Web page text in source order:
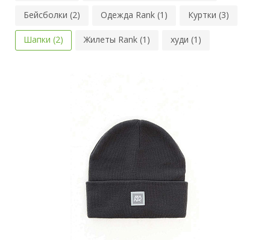
Бейсболки (2) Одежда Rank (1) Куртки (3)
Шапки (2) Жилеты Rank (1) худи (1)